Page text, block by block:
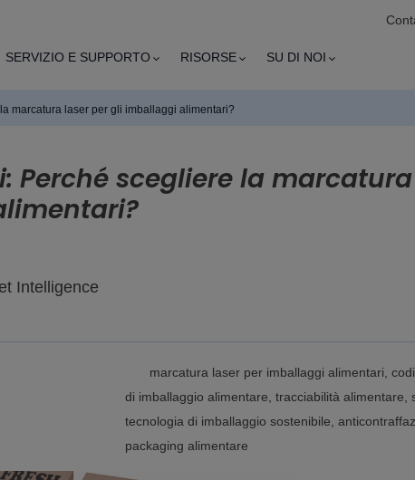
SERVIZIO E SUPPORTO RISORSE SU DI NOI
marcatura laser per gli imballaggi alimentari?
Perché scegliere la
Intelligence
marcatura laser per imballaggi alimentari,
di imballaggio alimentare, tracciabilità alimentare,
tecnologia di imballaggio sostenibile,
packaging alimentare